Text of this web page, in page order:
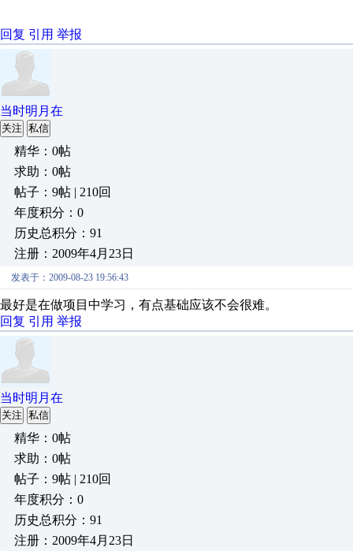
回复 引用 举报
当时明月在
关注 私信
精华：0帖
求助：0帖
帖子：9帖 | 210回
年度积分：0
历史总积分：91
注册：2009年4月23日
发表于：2009-08-23 19:56:43
最好是在做项目中学习，有点基础应该不会很难。
回复 引用 举报
当时明月在
关注 私信
精华：0帖
求助：0帖
帖子：9帖 | 210回
年度积分：0
历史总积分：91
注册：2009年4月23日